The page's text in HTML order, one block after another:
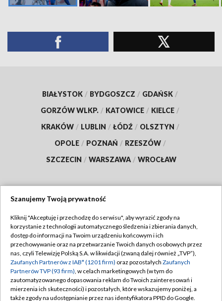
BIAŁYSTOK / BYDGOSZCZ / GDAŃSK /
GORZÓW WLKP. / KATOWICE / KIELCE /
KRAKÓW / LUBLIN / ŁÓDŹ / OLSZTYN /
OPOLE / POZNAŃ / RZESZÓW /
SZCZECIN / WARSZAWA / WROCŁAW
TVP
Abonament TVP
Emisja w TVP
Centrum informacji TVP
Naziemna Telewizja Cyfrowa
Regulamin TVP
Polityka prywatności
Moje zgody
Pomoc
Szanujemy Twoją prywatność
Kliknij "Akceptuję i przechodzę do serwisu", aby wyrazić zgody na
korzystanie z technologii automatycznego śledzenia i zbierania danych,
dostęp do informacji na Twoim urządzeniu końcowym i ich
przechowywanie oraz na przetwarzanie Twoich danych osobowych przez
nas, czyli Telewizję Polską S.A. w likwidacji (zwaną dalej również „TVP”),
Zaufanych Partnerów z IAB* (1201 firm) oraz pozostałych Zaufanych
Partnerów TVP (93 firm), w celach marketingowych (w tym do
zautomatyzowanego dopasowania reklam do Twoich zainteresowań i
mierzenia ich skuteczności) i pozostałych, które wskazujemy poniżej, a
także zgody na udostępnianie przez nas identyfikatora PPID do Google.